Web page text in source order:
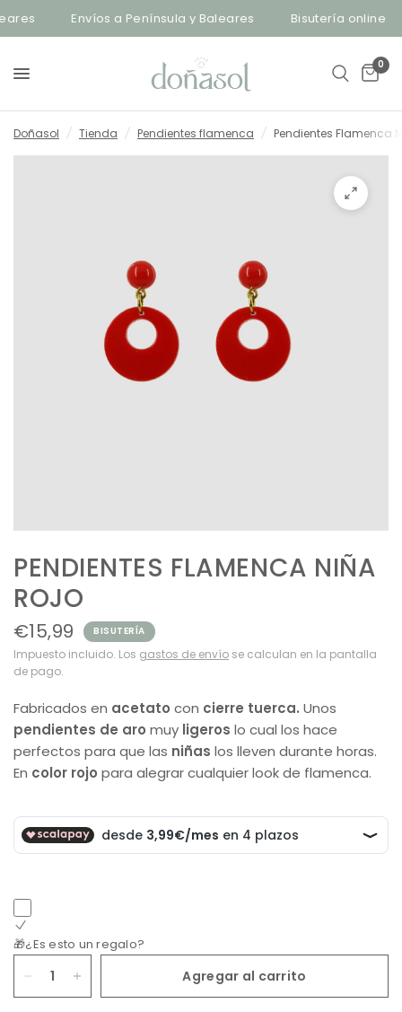
Envíos a Península y Baleares Bisutería online
0
Doñasol / Tienda / Pendientes flamenca / Pendientes Flamenca
PENDIENTES FLAMENCA NIÑA
ROJO
€15,99 BISUTERÍA
Impuesto incluido. Los gastos de envío se calculan en la pantalla
de pago.
Fabricados en acetato con cierre tuerca. Unos
pendientes de aro muy ligeros lo cual los hace
perfectos para que las niñas los lleven durante horas.
En color rojo para alegrar cualquier look de flamenca.
🎁¿Es esto un regalo?
Agregar al carrito